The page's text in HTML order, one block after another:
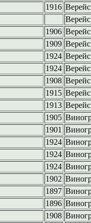
1916
1906
1909
1924
1924
1908
1915
1913
1905
1901
1924
1924
1924
1902
1897
1896
1908